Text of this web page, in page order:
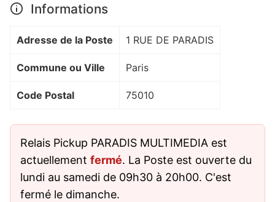
Informations
Adresse de la Poste 1 RUE DE PARADIS
Commune ou Ville Paris
Code Postal 75010
Relais Pickup PARADIS MULTIMEDIA est
actuellement fermé. La Poste est ouverte du
lundi au samedi de 09h30 à 20h00. C'est
fermé le dimanche.